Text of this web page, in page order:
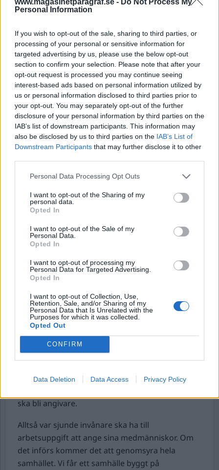
Personal Information
If you wish to opt-out of the sale, sharing to third parties, or
processing of your personal or sensitive information for
targeted advertising by us, please use the below opt-out
section to confirm your selection. Please note that after your
opt-out request is processed you may continue seeing
interest-based ads based on personal information utilized by
us or personal information disclosed to third parties prior to
your opt-out. You may separately opt-out of the further
disclosure of your personal information by third parties on the
IAB’s list of downstream participants. This information may
also be disclosed by us to third parties on the IAB’s List of
Downstream Participants that may further disclose it to other
Personal Data Processing Opt Outs
I want to opt-out of the Sharing of my
personal data.
Opted In
I want to opt-out of the Sale of my
Personal Data.
Opted In
I want to opt-out of processing my
Personal Data for Targeted Advertising.
Opted In
I want to opt-out of Collection, Use,
Retention, Sale, and/or Sharing of my
Personal Data that Is Unrelated with the
Purposes for which it was collected.
Opted Out
CONFIRM
Data Deletion Data Access Privacy Policy
I upphandling med det offentliga kan kriminella
företagare inte kan matcha. Det märks till
exempel i branscherna städ och bygg.
Den kriminella företagsverksamhetdöljs
skickligt på olika sätt. Elinor Torp, en grävande
journalist som fått utmärkelsen Guldspaden, har
utforskat skuggsamhället.
I sina böcker visar hon hur förslagna företagare
är för att få sin verksamhet att framstå som vit.
De kriminella företagen agerar öppet mitt ibland
oss, samtidigt som de håller sina papperslösa
Att utvisa papperslösa, vare sig de är flyktingar
kampen mot arbetslivskriminaliteten. Om de
kriminella företagen förlorar arbetare hämtar de
bara in nya.
Lagar och regler för företagen måste ändras.
Vissa ändringar har gjorts men det är inte
tillräckligt. Det ska inte löna sig att skapa
kriminella företag.
Migrationsministerns argument att införa
angiverilagen, för att bekämpa
agenda ligger bakom angiverilagen. SD och
ska bli angivare.
Alltså var sjunde invånare ska ha till
arbetsuppgift att ange sina medmänniskor. Om
det införs kommer det att genomsyra hela
samhället. Vi får ett samhälle byggt på